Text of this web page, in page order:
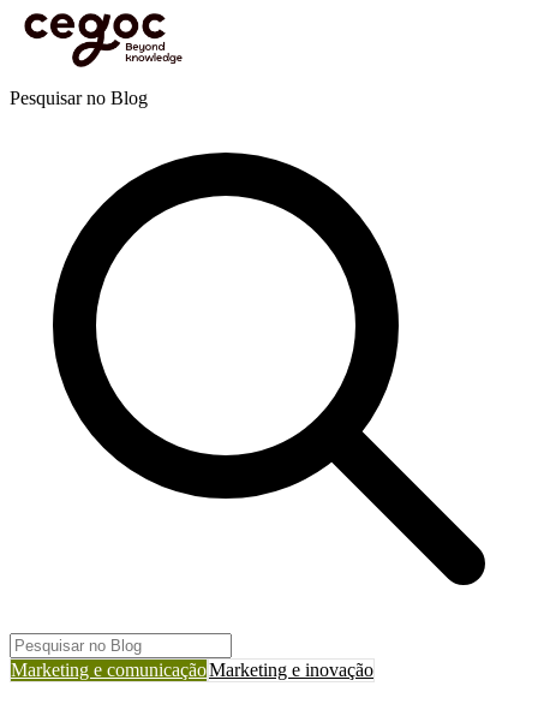
Skip to main content
Está aqui:Home > Recursos
sucesso da Transformação Digital nas empresas
Pesquisar no Blog
Marketing e comunicaçãoMarketing e inovação